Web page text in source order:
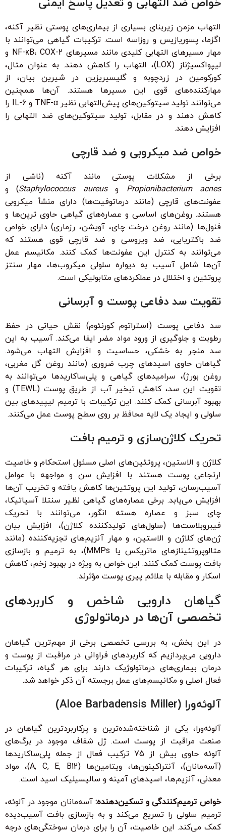
التهاب مزمن زیربنای بسیاری از بیماری‌های پوستی نظیر آکنه،
اگزما، پسوریازیس و روزاسه است. ترکیبات گیاهی می‌توانند با
مهار مسیرهای التهابی کلیدی مانند مسیرهای NF-κB، COX-2 و
لیپواکسیژناز (LOX)، التهاب را کاهش دهند. به عنوان مثال،
کورکومین در زردچوبه و گلیسیریزین در شیرین بیان، از
مهارکننده‌های قوی این مسیرها هستند. آن‌ها همچنین
می‌توانند تولید سیتوکین‌های پیش‌التهابی نظیر TNF-α و IL-6 را
کاهش دهند و در مقابل، تولید سیتوکین‌های ضد التهابی را
افزایش دهند.
خواص ضد میکروبی و ضد قارچی
برخی از مشکلات پوستی مانند آکنه (ناشی از
Propionibacterium acnes وStaphylococcus aureus) و
عفونت‌های قارچی (مانند درماتوفیت‌ها) دارای منشأ میکروبی
هستند. روغن‌های اساسی و عصاره‌های گیاهی حاوی ترپن‌ها و
فنول‌ها (مانند روغن درخت چای، آویشن، رزماری) دارای خواص
ضد باکتریایی، ضد ویروسی و ضد قارچی قوی هستند که
می‌توانند به کنترل این عفونت‌ها کمک کنند. مکانیسم عمل
آن‌ها شامل آسیب به دیواره سلولی میکروب‌ها، مهار سنتز
پروتئین و اختلال در عملکردهای متابولیکی است.
تقویت سد دفاعی پوست و آبرسانی
سد دفاعی پوست (استراتوم کورنئوم) نقش حیاتی در حفظ
رطوبت و جلوگیری از ورود مواد مضر ایفا می‌کند. آسیب به این
سد منجر به خشکی، حساسیت و افزایش التهاب می‌شود.
گیاهان حاوی اسیدهای چرب ضروری (مانند روغن گل مغربی،
روغن بورژ)، سرامیدهای گیاهی و پلی‌ساکاریدها می‌توانند به
تقویت این سد، کاهش تبخیر آب از طریق پوست (TEWL) و
بهبود آبرسانی کمک کنند. این ترکیبات با ترمیم لیپیدهای بین
سلولی و ایجاد یک لایه محافظ بر روی سطح پوست عمل می‌کنند.
تحریک کلاژن‌سازی و ترمیم بافت
کلاژن و الاستین، پروتئین‌های اصلی مسئول استحکام و خاصیت
ارتجاعی پوست هستند. با افزایش سن و مواجهه با عوامل
آسیب‌رسان، تولید این پروتئین‌ها کاهش یافته و تخریب آن‌ها
افزایش می‌یابد. برخی عصاره‌های گیاهی نظیر سنتلا آسیاتیکا،
چای سبز و عصاره هسته انگور، می‌توانند با تحریک
فیبروبلاست‌ها (سلول‌های تولیدکننده کلاژن)، افزایش بیان
ژن‌های کلاژن و الاستین، و مهار آنزیم‌های تجزیه‌کننده (مانند
متالوپروتئینازهای ماتریکس یا MMPs)، به ترمیم و بازسازی
بافت پوست کمک کنند. این خواص به ویژه در بهبود زخم، کاهش
اسکار و مقابله با علائم پیری پوست مؤثرند.
گیاهان دارویی شاخص و کاربردهای
تخصصی آن‌ها در درماتولوژی
در این بخش، به بررسی تخصصی برخی از مهم‌ترین گیاهان
دارویی می‌پردازیم که کاربردهای فراوانی در مراقبت از پوست و
درمان بیماری‌های درماتولوژیک دارند. برای هر گیاه، ترکیبات
فعال اصلی و مکانیسم‌های عمل برجسته آن ذکر خواهد شد.
آلوئه‌ورا (Aloe Barbadensis Miller)
آلوئه‌ورا، یکی از شناخته‌شده‌ترین و پرکاربردترین گیاهان در
صنعت مراقبت از پوست است. ژل شفاف موجود در برگ‌های
آلوئه حاوی بیش از 75 ترکیب فعال از جمله پلی‌ساکاریدها
(آسه‌مانان)، آنتراکینون‌ها، ویتامین‌ها (A, C, E, B12)، مواد
معدنی، آنزیم‌ها، اسیدهای آمینه و سالیسیلیک اسید است.
خواص ترمیم‌کنندگی و تسکین‌دهنده:آسه‌مانان موجود در آلوئه،
ترمیم سلولی را تسریع می‌کند و به بازسازی بافت آسیب‌دیده
کمک می‌کند. این خاصیت، آن را برای درمان سوختگی‌های درجه